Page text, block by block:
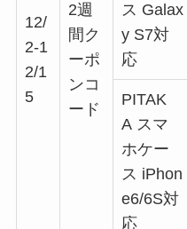
12/
2-1
2/1
5
2週
間ク
ーポ
ンコ
ード
ス Galax
y S7対
応
PITAK
A スマ
ホケー
ス iPhon
e6/6S対
応